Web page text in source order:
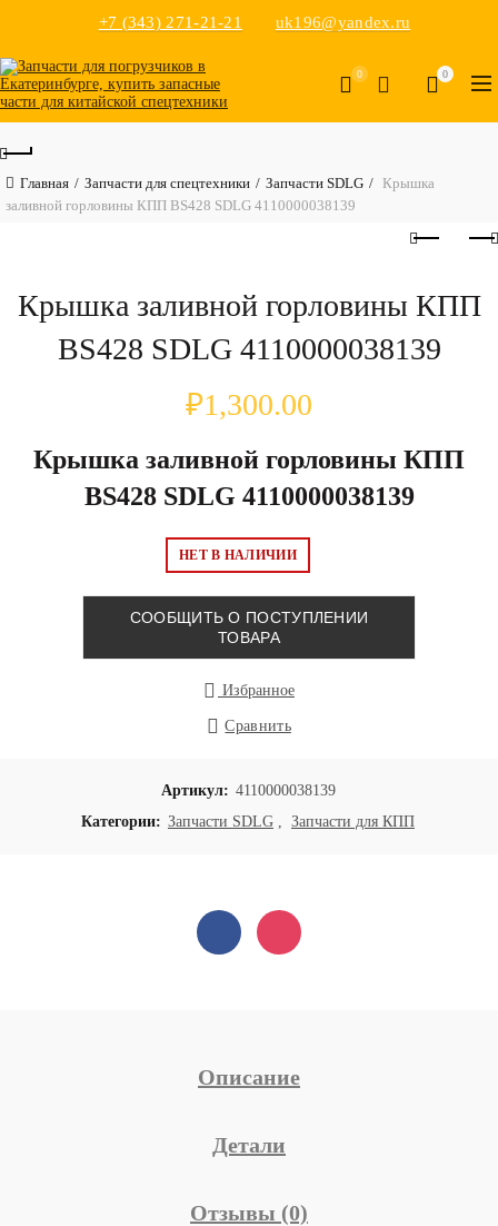
+7 (343) 271-21-21 uk196@yandex.ru
0 0
Главная Запчасти для спецтехники Запчасти SDLG
Крышка
заливной горловины КПП BS428 SDLG 4110000038139
Крышка заливной горловины КПП
BS428 SDLG 4110000038139
₽1,300.00
Крышка заливной горловины КПП
BS428 SDLG 4110000038139
НЕТ В НАЛИЧИИ
СООБЩИТЬ О ПОСТУПЛЕНИИ
ТОВАРА
Избранное
Сравнить
Артикул: 4110000038139
Категории: Запчасти SDLG , Запчасти для КПП
Описание
Детали
Отзывы (0)